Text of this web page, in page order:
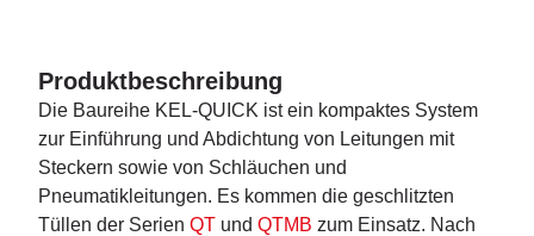
Produktbeschreibung
Die Baureihe KEL-QUICK ist ein kompaktes System
zur Einführung und Abdichtung von Leitungen mit
Steckern sowie von Schläuchen und
Pneumatikleitungen. Es kommen die geschlitzten
Tüllen der Serien QT und QTMB zum Einsatz. Nach